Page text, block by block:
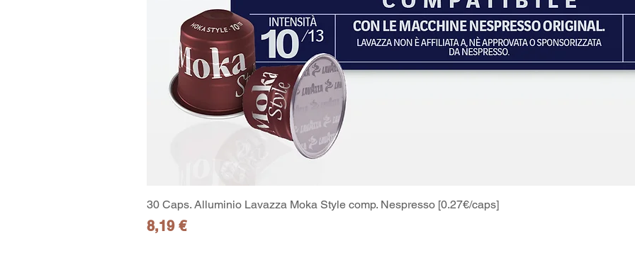
Schnellansicht
30 Caps. Alluminio Lavazza Moka Style comp. Nespresso [0.27€/caps]
Preis
8,19 €